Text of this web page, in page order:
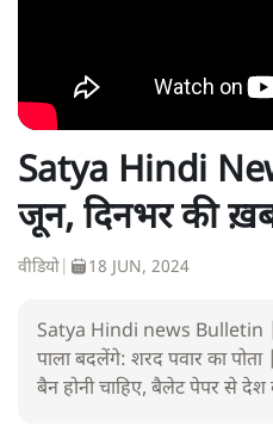
Satya Hindi
जून, दिनभर की
वीडियो 18 JUN, 2024
Satya Hindi news Bulletin
पाला बदलेंगे: शरद पवार का
बैन होनी चाहिए, बैलेट पेपर से देश